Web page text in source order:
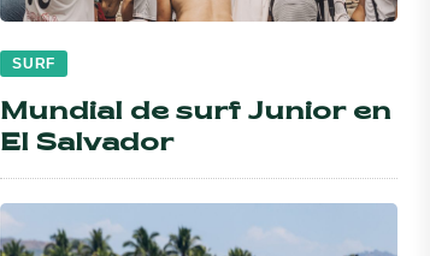
SURF
Mundial de surf Junior en
El Salvador